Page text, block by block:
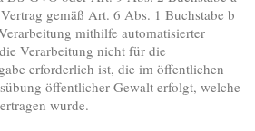
gemäß Art. 6 Abs. 1 Buchstabe b
mithilfe automatisierter
Verarbeitung nicht für die
erforderlich ist, die im öffentlichen
öffentlicher Gewalt erfolgt, welche
wurde.